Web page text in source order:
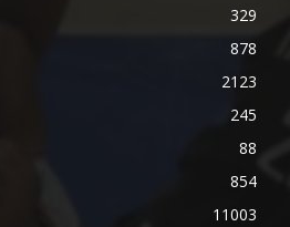
329
878
2123
245
88
854
11003